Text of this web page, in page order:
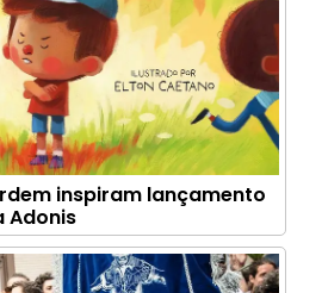
inspiram lançamento
Adonis